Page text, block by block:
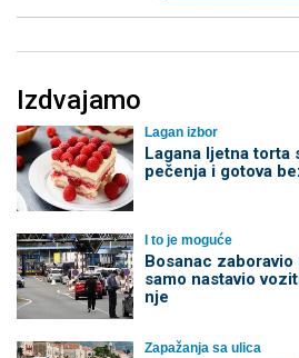
Izdvajamo
Lagan izbor
Lagana ljetna torta
pečenja i gotova
I to je moguće
Bosanac
samo nastavio
nje
Zapažanja sa ulica